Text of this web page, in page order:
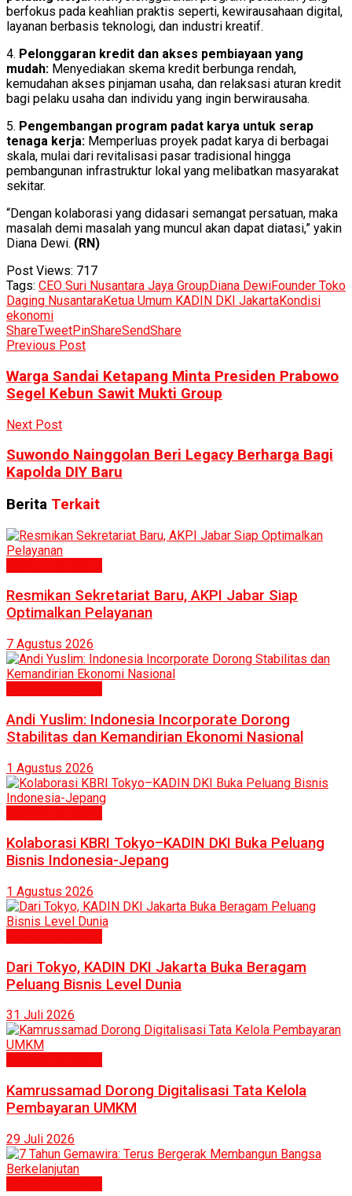
berfokus pada keahlian praktis seperti, kewirausahaan digital,
layanan berbasis teknologi, dan industri kreatif.
4. Pelonggaran kredit dan akses pembiayaan yang
mudah: Menyediakan skema kredit berbunga rendah,
kemudahan akses pinjaman usaha, dan relaksasi aturan kredit
bagi pelaku usaha dan individu yang ingin berwirausaha.
5. Pengembangan program padat karya untuk serap
tenaga kerja: Memperluas proyek padat karya di berbagai
skala, mulai dari revitalisasi pasar tradisional hingga
pembangunan infrastruktur lokal yang melibatkan masyarakat
sekitar.
“Dengan kolaborasi yang didasari semangat persatuan, maka
masalah demi masalah yang muncul akan dapat diatasi,” yakin
Diana Dewi. (RN)
Post Views: 717
Tags: CEO Suri Nusantara Jaya GroupDiana DewiFounder Toko
Daging NusantaraKetua Umum KADIN DKI JakartaKondisi
ekonomi
ShareTweetPinShareSendShare
Previous Post
Warga Sandai Ketapang Minta Presiden Prabowo
Segel Kebun Sawit Mukti Group
Next Post
Suwondo Nainggolan Beri Legacy Berharga Bagi
Kapolda DIY Baru
Berita Terkait
Resmikan Sekretariat Baru, AKPI Jabar Siap
Optimalkan Pelayanan
7 Agustus 2026
Andi Yuslim: Indonesia Incorporate Dorong
Stabilitas dan Kemandirian Ekonomi Nasional
1 Agustus 2026
Kolaborasi KBRI Tokyo–KADIN DKI Buka Peluang
Bisnis Indonesia-Jepang
1 Agustus 2026
Dari Tokyo, KADIN DKI Jakarta Buka Beragam
Peluang Bisnis Level Dunia
31 Juli 2026
Kamrussamad Dorong Digitalisasi Tata Kelola
Pembayaran UMKM
29 Juli 2026